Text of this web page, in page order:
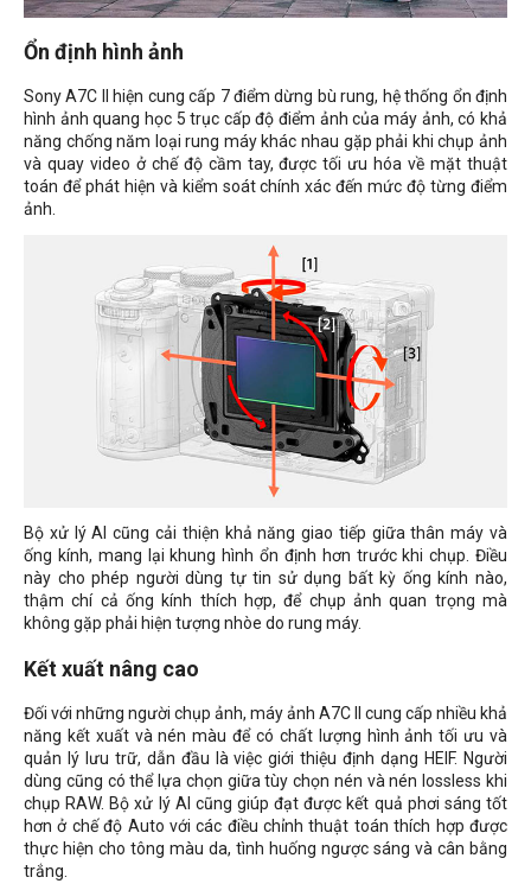
Ổn định hình ảnh
Sony A7C II hiện cung cấp 7 điểm dừng bù rung, hệ thống ổn định
hình ảnh quang học 5 trục cấp độ điểm ảnh của máy ảnh, có khả
năng chống năm loại rung máy khác nhau gặp phải khi chụp ảnh
và quay video ở chế độ cầm tay, được tối ưu hóa về mặt thuật
toán để phát hiện và kiểm soát chính xác đến mức độ từng điểm
ảnh.
Bộ xử lý AI cũng cải thiện khả năng giao tiếp giữa thân máy và
ống kính, mang lại khung hình ổn định hơn trước khi chụp. Điều
này cho phép người dùng tự tin sử dụng bất kỳ ống kính nào,
thậm chí cả ống kính thích hợp, để chụp ảnh quan trọng mà
không gặp phải hiện tượng nhòe do rung máy.
Kết xuất nâng cao
Đối với những người chụp ảnh, máy ảnh A7C II cung cấp nhiều khả
năng kết xuất và nén màu để có chất lượng hình ảnh tối ưu và
quản lý lưu trữ, dẫn đầu là việc giới thiệu định dạng HEIF. Người
dùng cũng có thể lựa chọn giữa tùy chọn nén và nén lossless khi
chụp RAW. Bộ xử lý AI cũng giúp đạt được kết quả phơi sáng tốt
hơn ở chế độ Auto với các điều chỉnh thuật toán thích hợp được
thực hiện cho tông màu da, tình huống ngược sáng và cân bằng
trắng.